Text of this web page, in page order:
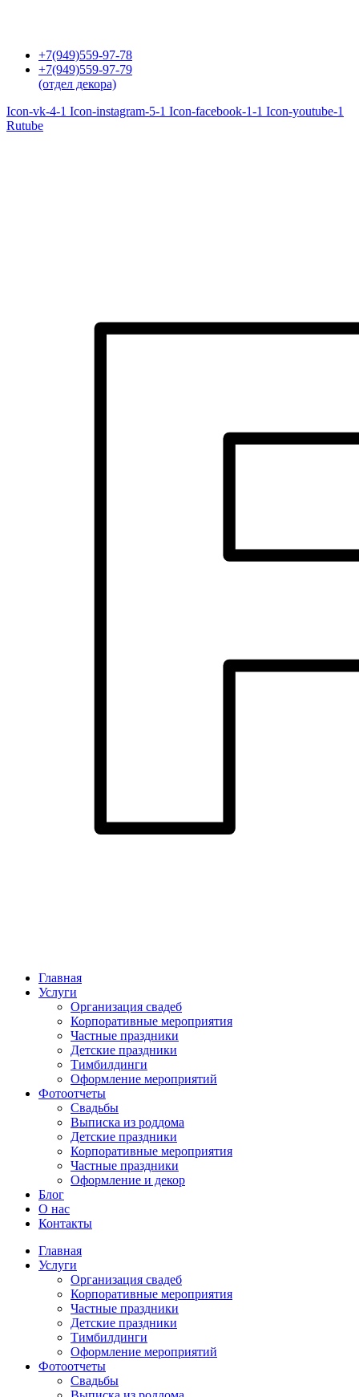
+7(949)559-97-78
+7(949)559-97-79
(отдел декора)
Icon-vk-4-1 Icon-instagram-5-1 Icon-facebook-1-1 Icon-youtube-1
Rutube
Главная
Услуги
Организация свадеб
Корпоративные мероприятия
Частные праздники
Детские праздники
Тимбилдинги
Оформление мероприятий
Фотоотчеты
Cвадьбы
Выписка из роддома
Детские праздники
Корпоративные мероприятия
Частные праздники
Оформление и декор
Блог
О нас
Контакты
Главная
Услуги
Организация свадеб
Корпоративные мероприятия
Частные праздники
Детские праздники
Тимбилдинги
Оформление мероприятий
Фотоотчеты
Cвадьбы